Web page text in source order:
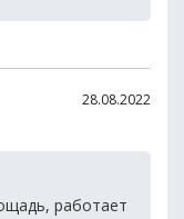
28.08.2022
работает